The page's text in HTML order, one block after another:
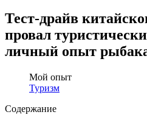
Тест-драйв
провал
личный опыт
Мой опыт
Туризм
Содержание